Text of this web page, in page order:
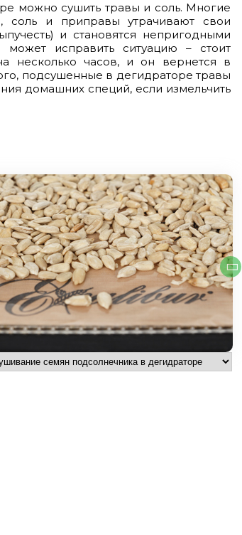
можно сушить травы и соль. Многие
соль и приправы утрачивают свои
и становятся непригодными
может исправить ситуацию – стоит
несколько часов, и он вернется в
подсушенные в дегидраторе травы
домашних специй, если измельчить